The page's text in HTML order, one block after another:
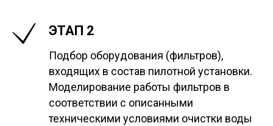
ЭТАП 2
Подбор оборудования (фильтров),
входящих в состав пилотной установки.
Моделирование работы фильтров в
соответствии с описанными
техническими условиями очистки воды